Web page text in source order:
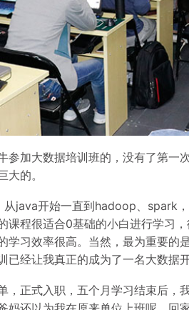
参加大数据培训班的，没有了第
的。
java开始一直到hadoop、spark
课程很适合0基础的小白进行学习
学习效率很高。当然，最为重要
经让我真正的成为了一名大数据开
，正式入职，五个月学习结束后